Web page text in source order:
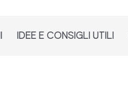
IDEE E CONSIGLI UTILI